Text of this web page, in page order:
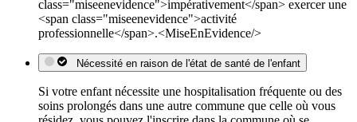
class="miseenevidence">impérativement</span> exercer une
<span class="miseenevidence">activité
professionnelle</span>.<MiseEnEvidence/>
Nécessité en raison de l'état de santé de l'enfant
Si votre enfant nécessite une hospitalisation fréquente ou des
soins prolongés dans une autre commune que celle où vous